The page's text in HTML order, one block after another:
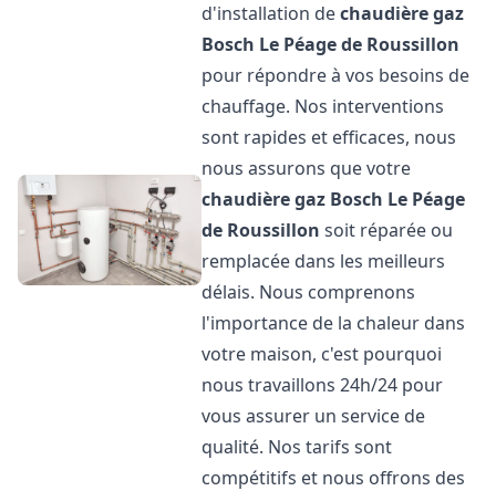
d'installation dechaudière gaz
Bosch Le Péage de Roussillon
pour répondre à vos besoins de
chauffage. Nos interventions
sont rapides et efficaces, nous
nous assurons que votre
chaudière gaz Bosch Le Péage
de Roussillon soit réparée ou
remplacée dans les meilleurs
délais. Nous comprenons
l'importance de la chaleur dans
votre maison, c'est pourquoi
nous travaillons 24h/24 pour
vous assurer un service de
qualité. Nos tarifs sont
compétitifs et nous offrons des